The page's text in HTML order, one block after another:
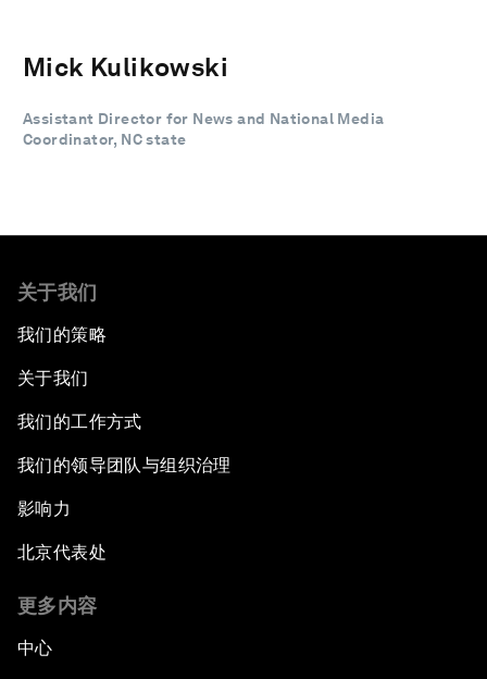
Mick Kulikowski
Assistant Director for News and National Media
Coordinator, NC state
关于我们
我们的策略
关于我们
我们的工作方式
我们的领导团队与组织治理
影响力
北京代表处
更多内容
中心